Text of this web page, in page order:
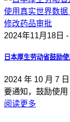
2024年11月18日 -
日本厚生劳动省鼓励
2024 年 10 月 7
要通知，鼓励使
阅读更多